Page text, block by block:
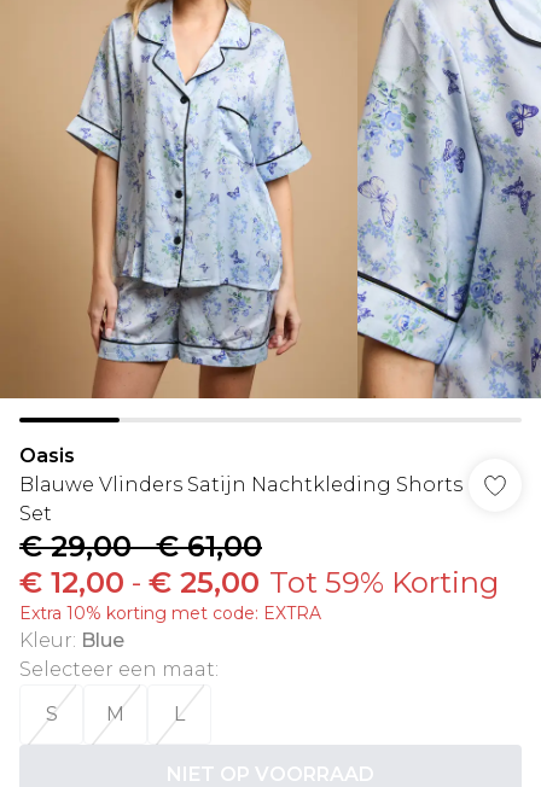
Oasis
Blauwe Vlinders Satijn Nachtkleding Shorts
Set
€ 29,00-€ 61,00
€ 12,00 - € 25,00 Tot 59% Korting
Extra 10% korting met code: EXTRA
Kleur: Blue
Selecteer een maat:
S
M L
NIET OP VOORRAAD